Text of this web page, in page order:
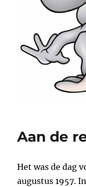
Aan de
Het was de dag
augustus 1957.